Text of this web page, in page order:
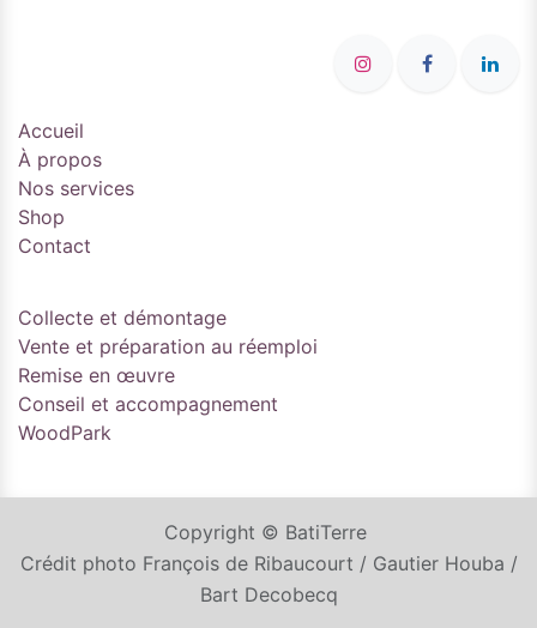
Accueil
À propos
Nos services
Shop
Contact
Collecte et démontage
Vente et préparation au réemploi
Remise en œuvre
Conseil et accompagnement
WoodPark
Copyright © BatiTerre
Crédit photo François de Ribaucourt / Gautier Houba /
Bart Decobecq